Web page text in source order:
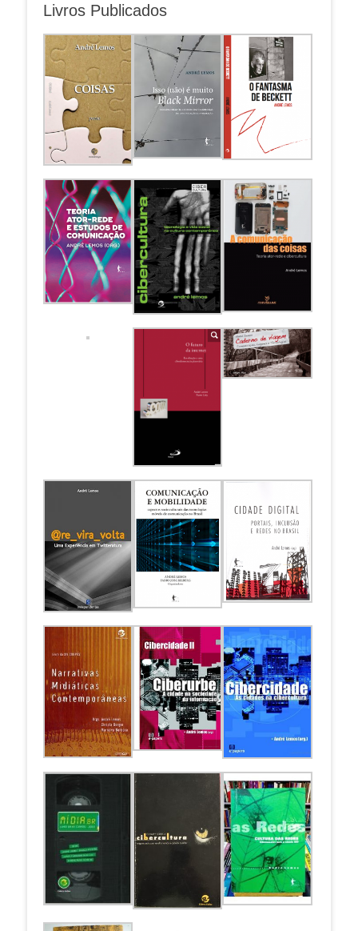
Livros Publicados